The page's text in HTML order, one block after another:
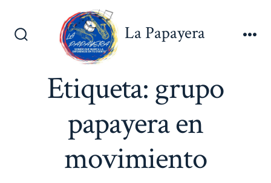
Alternar
La Papayera
Etiqueta: grupo
papayera en
movimiento